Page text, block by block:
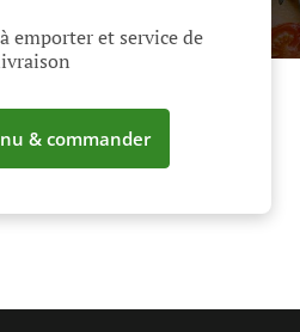
emporter et service de
& commander